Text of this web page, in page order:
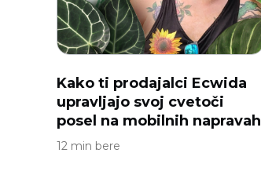
Kako ti prodajalci Ecwida
upravljajo svoj cvetoči
posel na mobilnih napravah
12 min bere